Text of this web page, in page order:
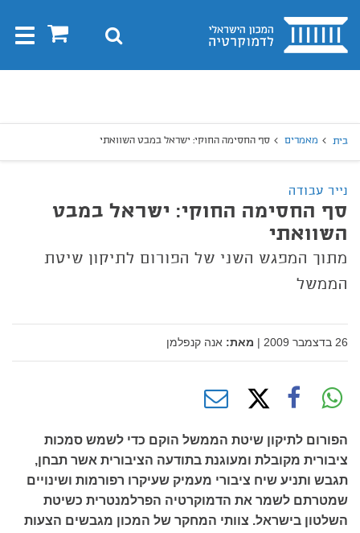
בית 0 חיפוש
בית מאמרים סף החסימה החוקי: ישראל במבט השוואתי
נייר עבודה
סף החסימה החוקי: ישראל במבט
השוואתי
מתוך המפגש השני של הפורום לתיקון שיטת
הממשל
26 בדצמבר 2009 | מאת: אנה קנפלמן
הפורום לתיקון שיטת הממשל הוקם כדי לשמש סמכות
ציבורית מקובלת ומעוגנת בתודעה הציבורית אשר תבחן,
תגבש ותניע שיח ציבורי מעמיק שעיקרו רפורמות ושינויים
שמטרתם לשמר את הדמוקרטיה הפרלמנטרית כשיטת
השלטון בישראל. צוותי המחקר של המכון מגבשים הצעות